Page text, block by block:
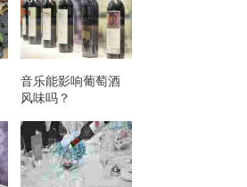
音乐能影响葡萄酒
风味吗？